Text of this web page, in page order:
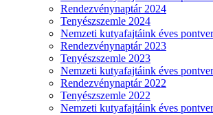
Rendezvénynaptár 2024
Tenyészszemle 2024
Nemzeti kutyafajtáink éves
Rendezvénynaptár 2023
Tenyészszemle 2023
Nemzeti kutyafajtáink éves
Rendezvénynaptár 2022
Tenyészszemle 2022
Nemzeti kutyafajtáink éves